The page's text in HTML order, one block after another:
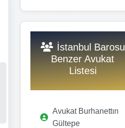
İstanbul Barosu
Benzer Avukat
Listesi
Avukat Burhanettın
Gültepe